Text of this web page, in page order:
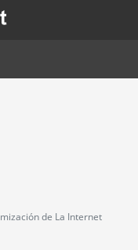
finestra.
de La Internet